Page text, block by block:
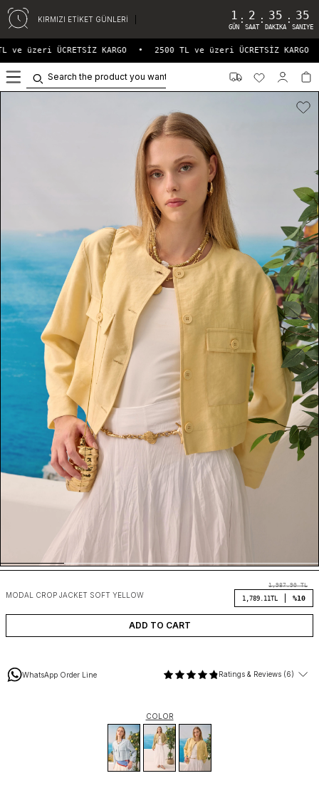
KIRMIZI ETİKET GÜNLERİ 1
GÜN
: 2
SAAT
: 35
DAKIKA
: 35
SANIYE
ve üzeri ÜCRETSİZ KARGO 2500 TL ve üzeri ÜCRETSİZ KARGO
MODAL CROP JACKET SOFT YELLOW
1,987.90TL
1,789.11 TL %10
ADD TO CART
WhatsApp Order Line Ratings & Reviews (6)
COLOR